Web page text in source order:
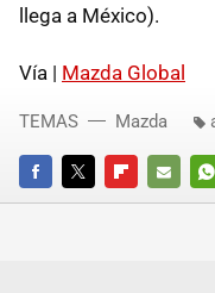
llega a México).
Vía | Mazda Global
FACEBOOKTWITTERFLIPBOARD
E-
TEMAS Mazda